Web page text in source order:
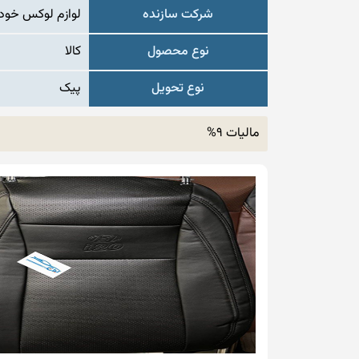
شرکت سازنده
لوازم لوکس
نوع محصول
کالا
نوع تحویل
پیک
مالیات 9%